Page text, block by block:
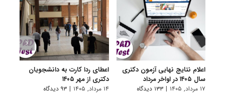
اعلام نتایج نهایی آزمون دکتری
سال ۱۴۰۵ در اواخر مرداد
۱۷ مرداد, ۱۴۰۵ | ۱۳۳ دیدگاه
اعطای ردا کارت به دانشجویان
دکتری از مهر ۱۴۰۵
۱۴ مرداد, ۱۴۰۵ | ۹۳ دیدگاه